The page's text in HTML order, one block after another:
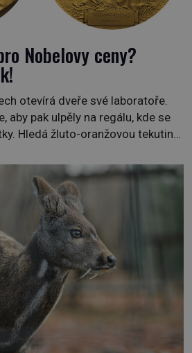
Nobelovy ceny?
otevírá dveře své laboratoře.
aby pak ulpěly na regálu, kde se
Hledá žluto-oranžovou tekutinu,
aqua regia se skrývá
královská. Svůj přídomek nemá